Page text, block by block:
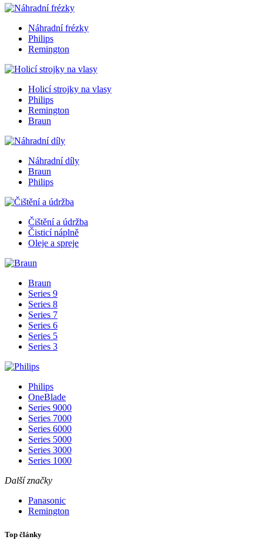
Náhradní frézky
Philips
Remington
Holicí strojky na vlasy
Philips
Remington
Braun
Náhradní díly
Braun
Philips
Čištění a údržba
Čisticí náplně
Oleje a spreje
Braun
Series 9
Series 8
Series 7
Series 6
Series 5
Series 3
Philips
OneBlade
Series 9000
Series 7000
Series 6000
Series 5000
Series 3000
Series 1000
Další značky
Panasonic
Remington
Top články